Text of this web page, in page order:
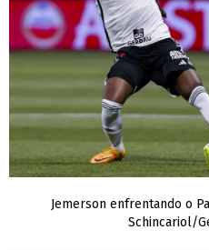
Jemerson enfrentando o
Schincariol/